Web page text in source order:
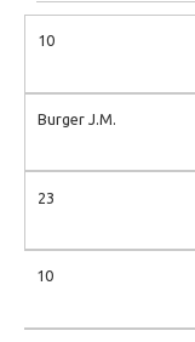
10
Burger J.M.
23
10